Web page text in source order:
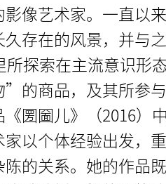
像艺术家。一直以来
存在的风景，并与
探索在主流意识形
的商品，及其所参
圐圙儿》（2016）
以个体经验出发，
的关系。她的作品